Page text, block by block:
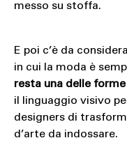
messo su stoffa.
E poi c’è da
in cui la moda è
resta una delle
il linguaggio visivo
designers di
d’arte da indossare.